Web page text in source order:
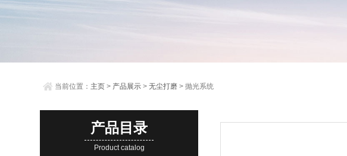
当前位置： 主页 > 产品展示 >无尘打磨 > 抛光系统
产品目录
Product catalog